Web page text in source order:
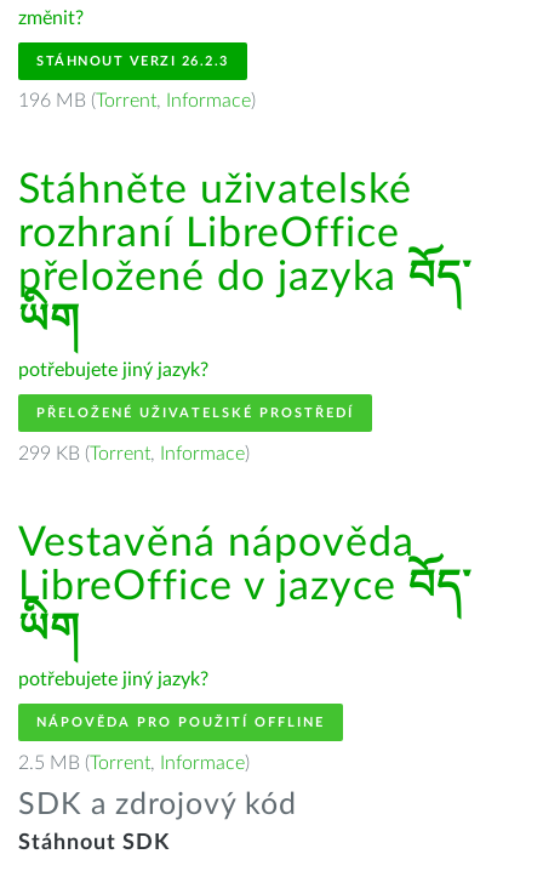
změnit?
STÁHNOUT VERZI 26.2.3
196 MB (Torrent, Informace)
Stáhněte uživatelské
rozhraní LibreOffice
přeložené do jazyka བོད་
ཡིག
potřebujete jiný jazyk?
PŘELOŽENÉ UŽIVATELSKÉ PROSTŘEDÍ
299 KB (Torrent, Informace)
Vestavěná nápověda
LibreOffice v jazyce བོད་
ཡིག
potřebujete jiný jazyk?
NÁPOVĚDA PRO POUŽITÍ OFFLINE
2.5 MB (Torrent, Informace)
SDK a zdrojový kód
Stáhnout SDK